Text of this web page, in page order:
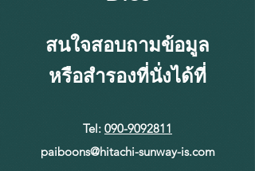
สนใจสอบถามข้อมูล
หรือสำรองที่นั่งได้ที่
Tel: 090-9092811
paiboons@hitachi-sunway-is.com